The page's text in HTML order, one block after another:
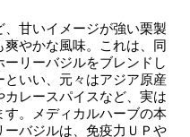
甘いイメージが強い栗製
やかな風味。これは、同
リーバジルをブレンドし
いい、元々はアジア原産
レースパイスなど、実は
す。メディカルハーブの本
バジルは、免疫力ＵＰや